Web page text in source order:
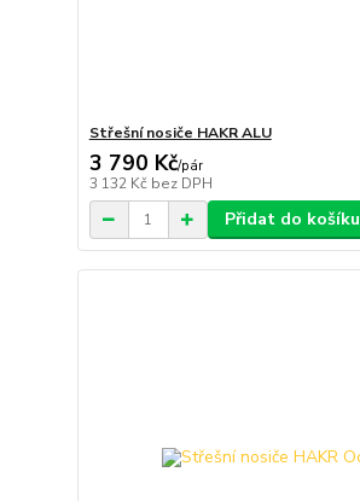
Střešní nosiče HAKR ALU
3 790 Kč/pár
3 132 Kč bez DPH
Přidat do košíku